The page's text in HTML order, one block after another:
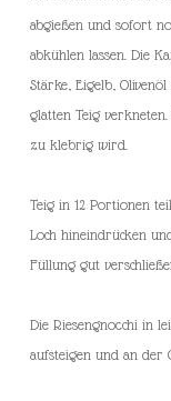
abgießen und sofort
abkühlen lassen. Die
Stärke, Eigelb,
glatten Teig
zu klebrig wird.
Teig in 12 Portionen
Loch hineindrücken
Füllung gut
Die Riesengnocchi in
aufsteigen und an der